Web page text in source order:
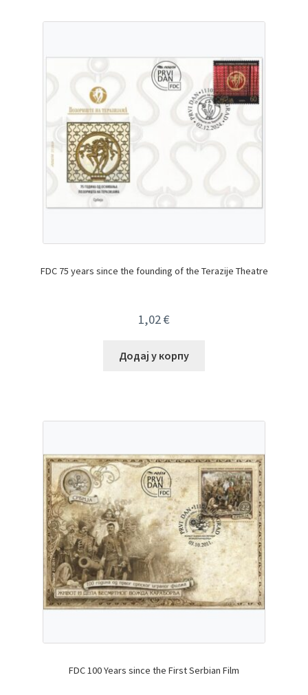
FDC 75 years since the founding of the Terazije Theatre
1,02€
Додај у корпу
FDC 100 Years since the First Serbian Film